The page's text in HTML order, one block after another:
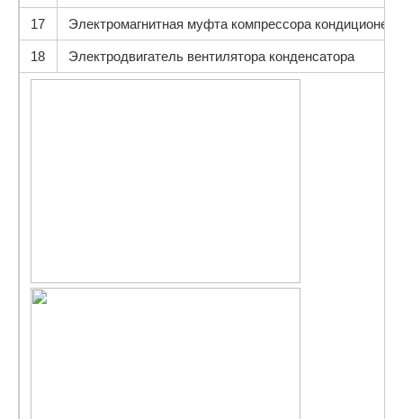
17 Электромагнитная муфта компрессора кондиционера
18 Электродвигатель вентилятора конденсатора